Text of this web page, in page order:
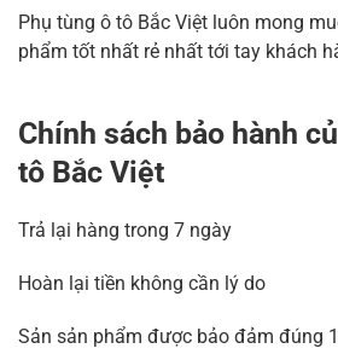
Phụ tùng ô tô Bắc Việt luôn mong
phẩm tốt nhất rẻ nhất tới tay khách
Chính sách bảo hành
tô Bắc Việt
Trả lại hàng trong 7 ngày
Hoàn lại tiền không cần lý do
Sản sản phẩm được bảo đảm đúng